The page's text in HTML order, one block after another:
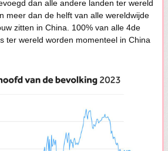
dan alle andere landen ter wereld
meer dan de helft van alle wereldwijde
zitten in China. 100% van alle 4de
ter wereld worden momenteel in China